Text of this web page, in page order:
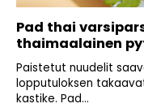
Pad thai
thaimaalainen
Paistetut nuudelit
lopputuloksen
kastike. Pad...